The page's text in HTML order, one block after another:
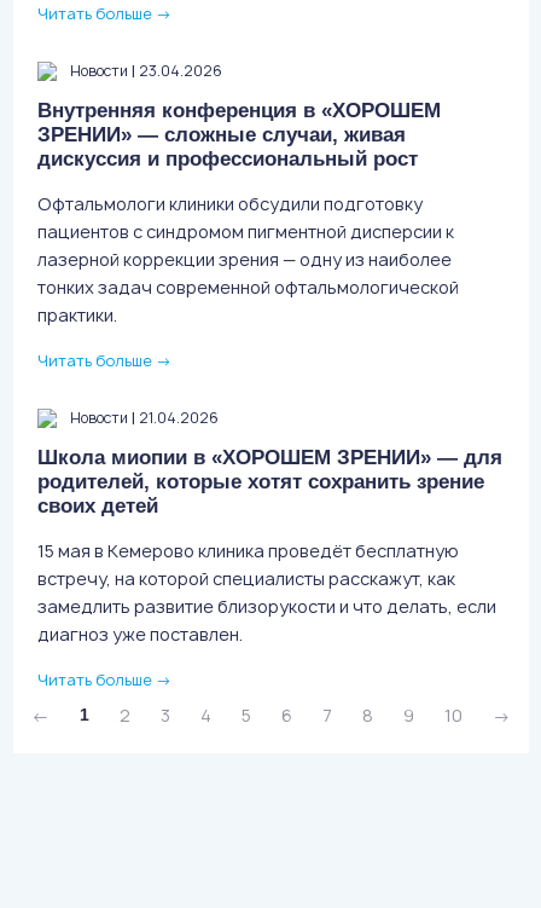
Читать больше →
Новости | 23.04.2026
Внутренняя конференция в «ХОРОШЕМ
ЗРЕНИИ» — сложные случаи, живая
дискуссия и профессиональный рост
Офтальмологи клиники обсудили подготовку
пациентов с синдромом пигментной дисперсии к
лазерной коррекции зрения — одну из наиболее
тонких задач современной офтальмологической
практики.
Читать больше →
Новости | 21.04.2026
Школа миопии в «ХОРОШЕМ ЗРЕНИИ» — для
родителей, которые хотят сохранить зрение
своих детей
15 мая в Кемерово клиника проведёт бесплатную
встречу, на которой специалисты расскажут, как
замедлить развитие близорукости и что делать, если
диагноз уже поставлен.
Читать больше →
← 1 2 3 4 5 6 7 8 9 10 →